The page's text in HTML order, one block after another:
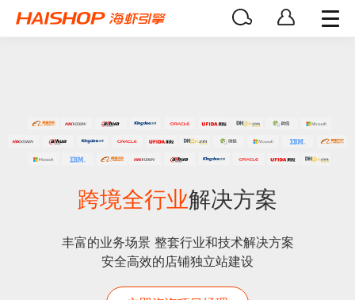
跨境全行业解决方案
丰富的业务场景 整套行业和技术解决方案
安全高效的店铺独立站建设